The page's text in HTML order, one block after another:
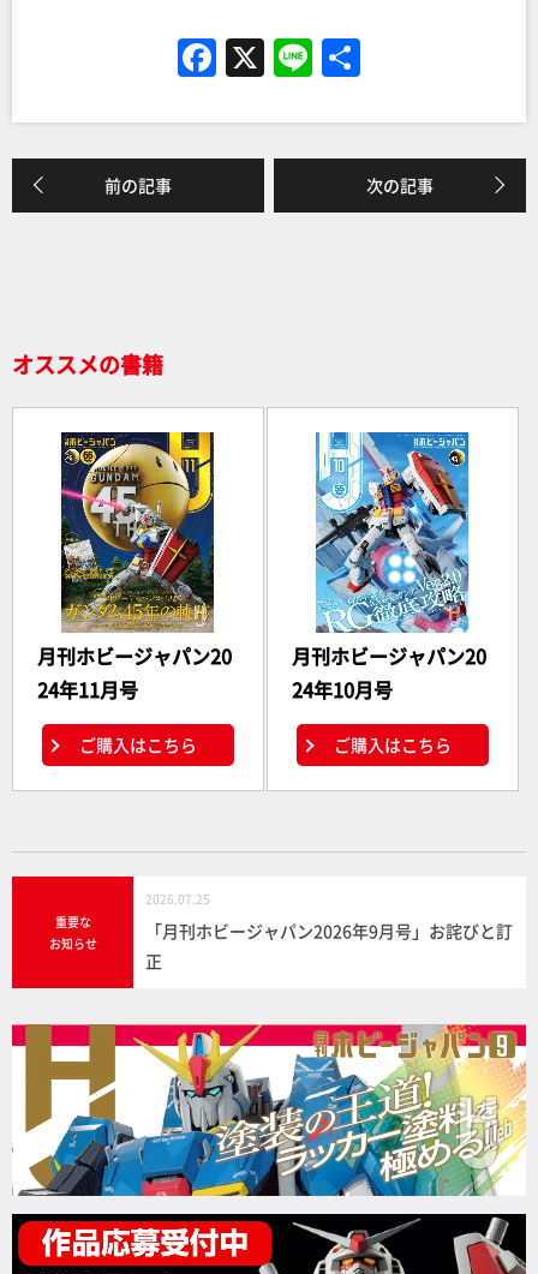
F
c
e
b
X Li
e
前の記事 次の記事
オススメの書籍
月刊ホビージャパン20
24年11月号
ご購入はこちら
月刊ホビージャパン20
24年10月号
ご購入はこちら
重要な
お知らせ
2026.07.25
「月刊ホビージャパン2026年9月号」お詫びと訂
正